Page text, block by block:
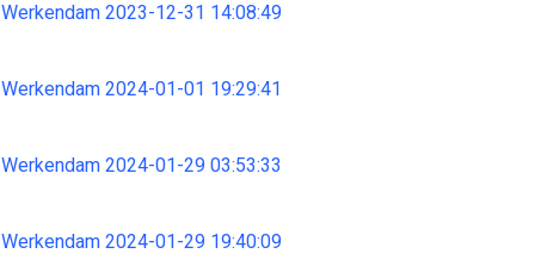
2023-12-31 14:08:49
2024-01-01 19:29:41
2024-01-29 03:53:33
2024-01-29 19:40:09